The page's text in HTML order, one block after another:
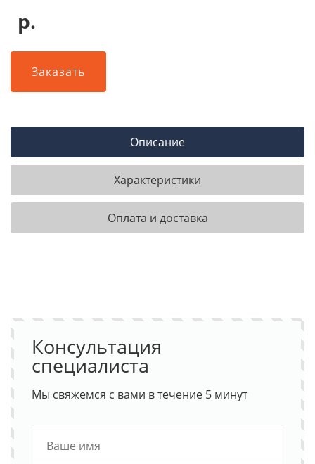
р.
Заказать
Описание
Характеристики
Оплата и доставка
Консультация
специалиста
Мы свяжемся с вами в течение 5 минут